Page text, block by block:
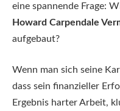
eine spannende Frage:
Howard Carpendale
aufgebaut?
Wenn man sich seine
dass sein finanzieller
Ergebnis harter Arbeit,